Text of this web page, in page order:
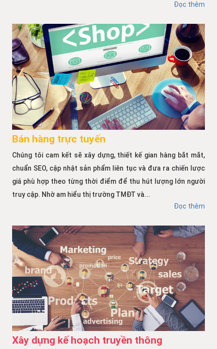
Đọc thêm
Bán hàng trực tuyến
Chúng tôi cam kết sẽ xây dựng, thiết kế gian hàng bắt mắt,
chuẩn SEO, cập nhật sản phẩm liên tục và đưa ra chiến lược
giá phù hợp theo từng thời điểm để thu hút lượng lớn người
truy cập. Nhờ am hiểu thị trường TMĐT và...
Đọc thêm
Xây dựng kế hoạch truyền thông